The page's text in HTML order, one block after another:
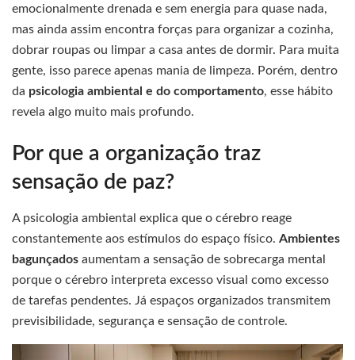
emocionalmente drenada e sem energia para quase nada,
mas ainda assim encontra forças para organizar a cozinha,
dobrar roupas ou limpar a casa antes de dormir. Para muita
gente, isso parece apenas mania de limpeza. Porém, dentro
da psicologia ambiental e do comportamento, esse hábito
revela algo muito mais profundo.
Por que a organização traz
sensação de paz?
A psicologia ambiental explica que o cérebro reage
constantemente aos estímulos do espaço físico. Ambientes
bagunçados aumentam a sensação de sobrecarga mental
porque o cérebro interpreta excesso visual como excesso
de tarefas pendentes. Já espaços organizados transmitem
previsibilidade, segurança e sensação de controle.